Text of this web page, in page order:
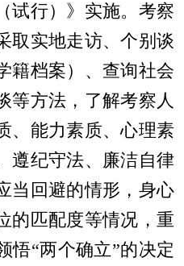
试行）》实施。考察
取实地走访、个别谈
籍档案）、查询社会
等方法，了解考察人
、能力素质、心理素
遵纪守法、廉洁自律
当回避的情形，身心
的匹配度等情况，重
悟“两个确立”的决定